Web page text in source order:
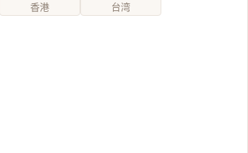
香港 台湾